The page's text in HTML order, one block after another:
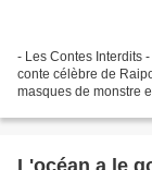
- Les Contes Interdits
conte célèbre de
masques de monstre